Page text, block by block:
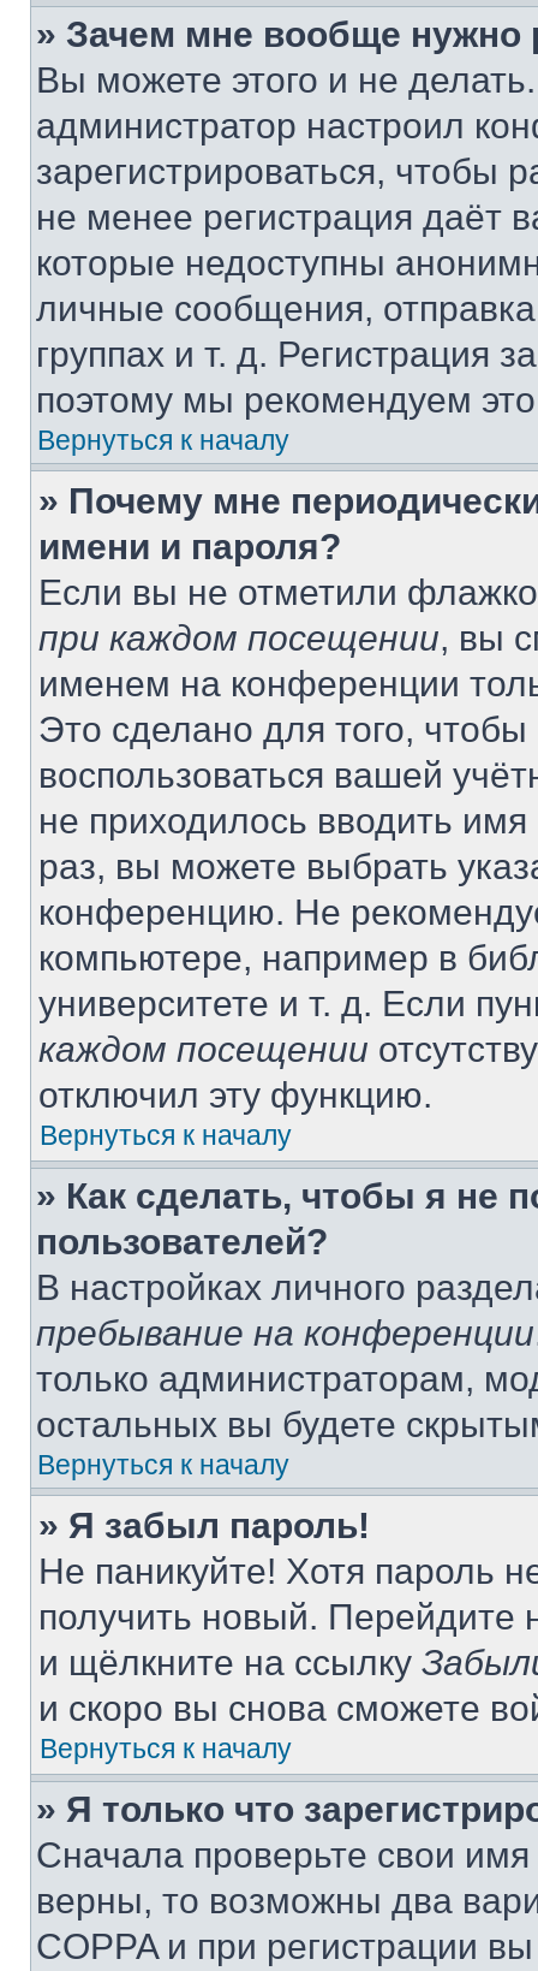
» Зачем мне вообще нужно
Вы можете этого и не
администратор настроил
зарегистрироваться, чтобы
не менее регистрация даёт
которые недоступны
личные сообщения,
группах и т. д. Регистрация
поэтому мы рекомендуем
Вернуться к началу
» Почему мне
имени и пароля?
Если вы не отметили
при каждом посещении, вы
именем на конференции
Это сделано для того, чтобы
воспользоваться вашей
не приходилось вводить
раз, вы можете выбрать
конференцию. Не
компьютере, например в
университете и т. д. Если
каждом посещении
отключил эту функцию.
Вернуться к началу
» Как сделать, чтобы я не
пользователей?
В настройках личного
пребывание на конференции
только администраторам,
остальных вы будете
Вернуться к началу
» Я забыл пароль!
Не паникуйте! Хотя пароль
получить новый. Перейдите
и щёлкните на ссылку
и скоро вы снова сможете
Вернуться к началу
» Я только что
Сначала проверьте свои
верны, то возможны два
COPPA и при регистрации